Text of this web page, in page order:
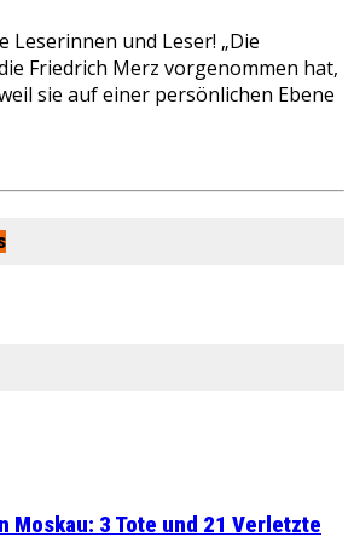
Leserinnen und Leser! „Die
Friedrich Merz vorgenommen hat,
sie auf einer persönlichen Ebene
Moskau: 3 Tote und 21 Verletzte